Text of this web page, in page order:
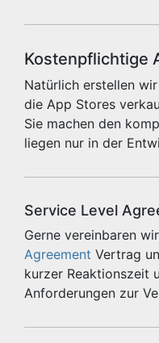
Kostenpflichtige
Natürlich erstellen
die App Stores
Sie machen den
liegen nur in der
Service Level
Gerne vereinbaren
Agreement Vertrag
kurzer Reaktionszeit
Anforderungen zur